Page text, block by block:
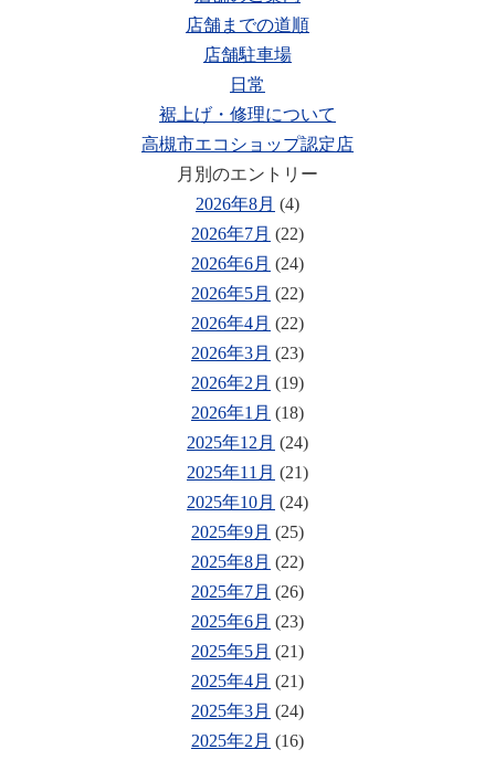
店舗までの道順
店舗駐車場
日常
裾上げ・修理について
高槻市エコショップ認定店
月別のエントリー
2026年8月 (4)
2026年7月 (22)
2026年6月 (24)
2026年5月 (22)
2026年4月 (22)
2026年3月 (23)
2026年2月 (19)
2026年1月 (18)
2025年12月 (24)
2025年11月 (21)
2025年10月 (24)
2025年9月 (25)
2025年8月 (22)
2025年7月 (26)
2025年6月 (23)
2025年5月 (21)
2025年4月 (21)
2025年3月 (24)
2025年2月 (16)